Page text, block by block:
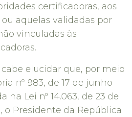
certificadoras, aos
aquelas validadas por
vinculadas às
elucidar que, por meio
nº 983, de 17 de junho
na Lei nº 14.063, de 23 de
o Presidente da República